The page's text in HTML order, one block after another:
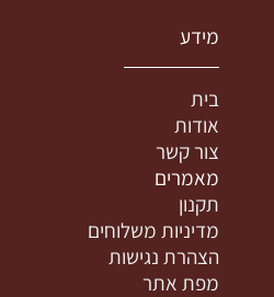
מידע
בית
אודות
צור קשר
מאמרים
תקנון
מדיניות משלוחים
הצהרת נגישות
מפת אתר